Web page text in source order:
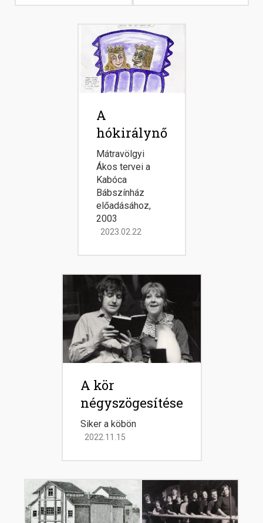
A
hókirálynő
Mátravölgyi
Ákos tervei a
Kabóca
Bábszínház
előadásához,
2003
2023.02.22
A kör
négyszögesítése
Siker a köbön
2022.11.15
Image